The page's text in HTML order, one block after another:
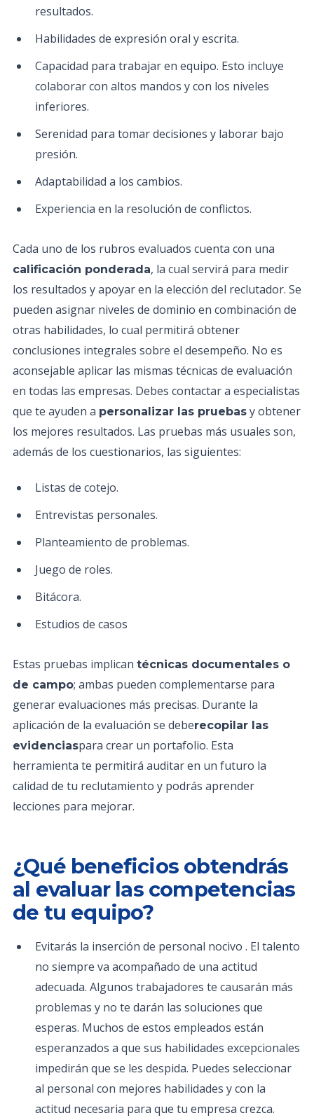
resultados.
Habilidades de expresión oral y escrita.
Capacidad para trabajar en equipo. Esto incluye
colaborar con altos mandos y con los niveles
inferiores.
Serenidad para tomar decisiones y laborar bajo
presión.
Adaptabilidad a los cambios.
Experiencia en la resolución de conflictos.
Cada uno de los rubros evaluados cuenta con una
calificación ponderada, la cual servirá para medir
los resultados y apoyar en la elección del reclutador. Se
pueden asignar niveles de dominio en combinación de
otras habilidades, lo cual permitirá obtener
conclusiones integrales sobre el desempeño. No es
aconsejable aplicar las mismas técnicas de evaluación
en todas las empresas. Debes contactar a especialistas
que te ayuden a personalizar las pruebas y obtener
los mejores resultados. Las pruebas más usuales son,
además de los cuestionarios, las siguientes:
Listas de cotejo.
Entrevistas personales.
Planteamiento de problemas.
Juego de roles.
Bitácora.
Estudios de casos
Estas pruebas implican técnicas documentales o
de campo; ambas pueden complementarse para
generar evaluaciones más precisas. Durante la
aplicación de la evaluación se deberecopilar las
evidenciaspara crear un portafolio. Esta
herramienta te permitirá auditar en un futuro la
calidad de tu reclutamiento y podrás aprender
lecciones para mejorar.
¿Qué beneficios obtendrás
al evaluar las competencias
de tu equipo?
Evitarás la inserción de personal nocivo . El talento
no siempre va acompañado de una actitud
adecuada. Algunos trabajadores te causarán más
problemas y no te darán las soluciones que
esperas. Muchos de estos empleados están
esperanzados a que sus habilidades excepcionales
impedirán que se les despida. Puedes seleccionar
al personal con mejores habilidades y con la
actitud necesaria para que tu empresa crezca.